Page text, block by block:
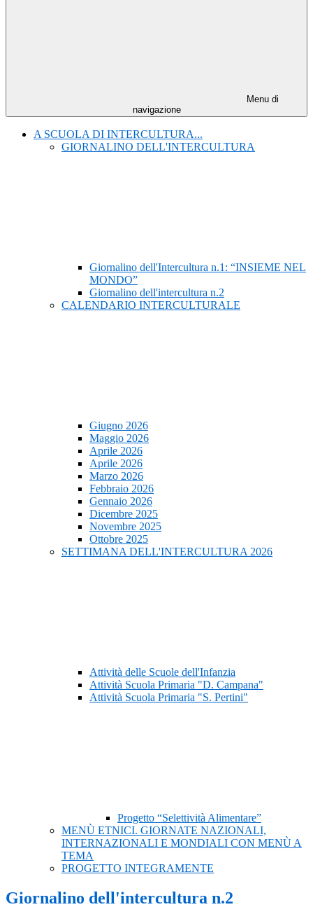
Menu di
navigazione
A SCUOLA DI INTERCULTURA...
GIORNALINO DELL'INTERCULTURA
Giornalino dell'Intercultura n.1: “INSIEME NEL
MONDO”
Giornalino dell'intercultura n.2
CALENDARIO INTERCULTURALE
Giugno 2026
Maggio 2026
Aprile 2026
Aprile 2026
Marzo 2026
Febbraio 2026
Gennaio 2026
Dicembre 2025
Novembre 2025
Ottobre 2025
SETTIMANA DELL'INTERCULTURA 2026
Attività delle Scuole dell'Infanzia
Attività Scuola Primaria "D. Campana"
Attività Scuola Primaria "S. Pertini"
Progetto “Selettività Alimentare”
MENÙ ETNICI. GIORNATE NAZIONALI,
INTERNAZIONALI E MONDIALI CON MENÙ A
TEMA
PROGETTO INTEGRAMENTE
Giornalino dell'intercultura n.2